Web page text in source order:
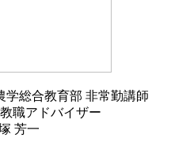
学総合教育部 非常勤講師
職アドバイザー
芳一